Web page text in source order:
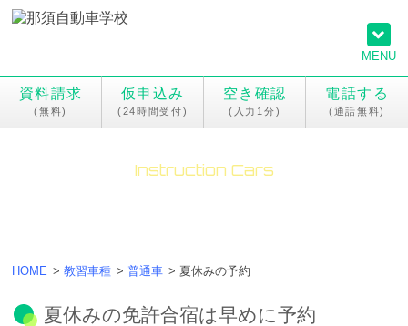
資料請求 仮申込み 空き確認 電話する
Instruction Cars
HOME > 教習車種 > 普通車 > 夏休みの予約
夏休みの免許合宿は早めに予約
MENU